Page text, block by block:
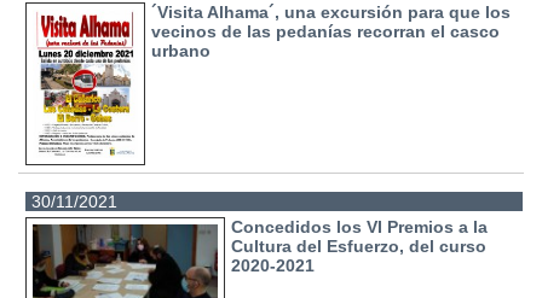
´Visita Alhama´, una excursión para que los
vecinos de las pedanías recorran el casco
urbano
30/11/2021
Concedidos los VI Premios a la
Cultura del Esfuerzo, del curso
2020-2021